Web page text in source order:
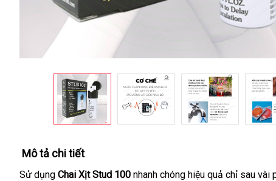
Mô tả chi tiết
Sử dụng Chai Xịt Stud 100 nhanh chóng hiệu quả chỉ sau vài